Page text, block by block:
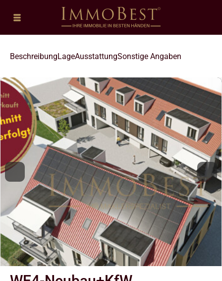
BeschreibungLageAusstattungSonstige Angaben
Previous Next